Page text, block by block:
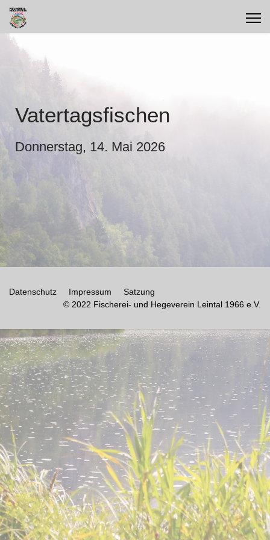
Vatertagsfischen
Donnerstag, 14. Mai 2026
Datenschutz Impressum
Satzung
© 2022 Fischerei- und Hegeverein Leintal 1966 e.V.